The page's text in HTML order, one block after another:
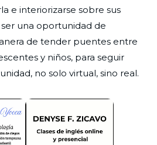
e interiorizarse sobre sus
una oportunidad de
de tender puentes entre
y niños, para seguir
no solo virtual, sino real.